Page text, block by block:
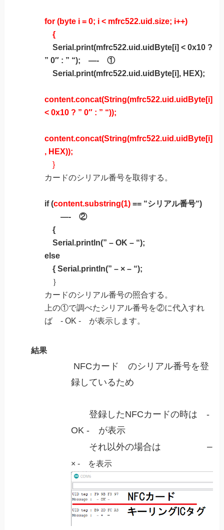
for (byte i = 0; i < mfrc522.uid.size; i++)
{
Serial.print(mfrc522.uid.uidByte[i] < 0x10 ?
” 0″ : ” “); —- ①
Serial.print(mfrc522.uid.uidByte[i], HEX);
content.concat(String(mfrc522.uid.uidByte[i]
< 0x10 ? ” 0″ : ” “));
content.concat(String(mfrc522.uid.uidByte[i]
, HEX));
}
カードのシリアル番号を取得する。
if(content.substring(1) == “シリアル番号“)
—- ②
{
Serial.println(” – OK – “);
else
{ Serial.println(” – × – “);
｝
カードのシリアル番号の照合する。
上の①で調べたシリアル番号を②に代入すれ
ば - OK - が表示します。
結果
NFCカード のシリアル番号を登
録しているため
登録したNFCカードの時は -
OK - が表示
それ以外の場合は–
× - を表示